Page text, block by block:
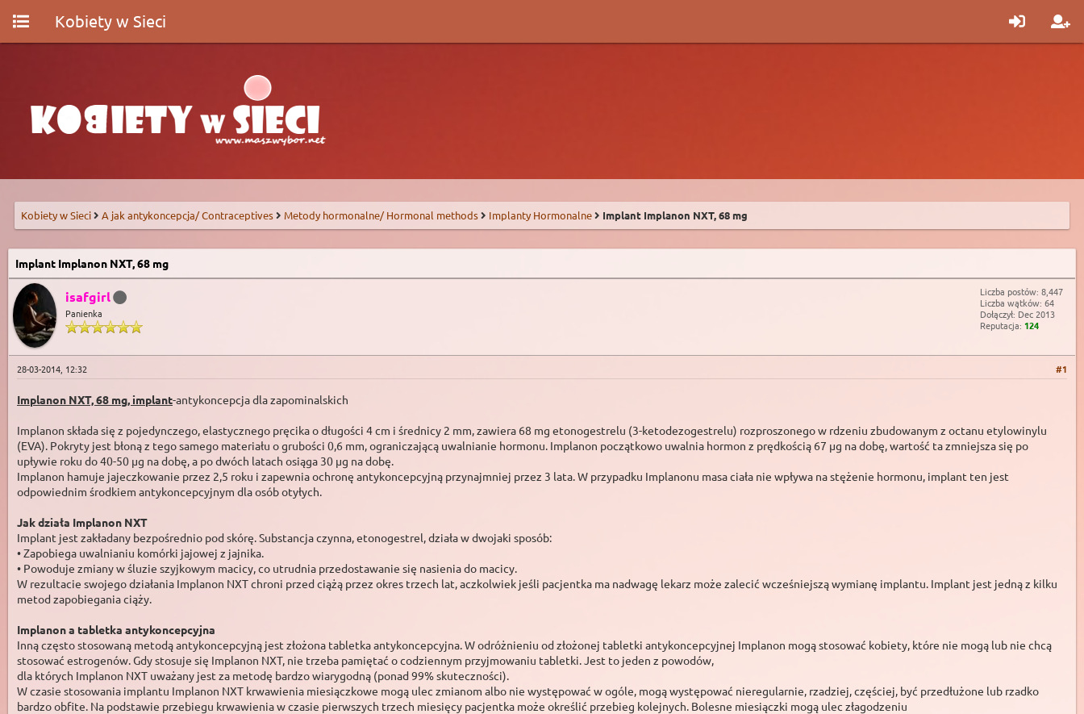
Kobiety w Sieci
Kobiety w Sieci A jak antykoncepcja/ Contraceptives Metody hormonalne/ Hormonal methods Implanty Hormonalne Implant Implanon NXT, 68 mg
Implant Implanon NXT, 68 mg
isafgirl
Panienka
Liczba postów: 8,447
Liczba wątków: 64
Dołączył: Dec 2013
Reputacja: 124
#1
28-03-2014, 12:32
Implanon NXT, 68 mg, implant-antykoncepcja dla zapominalskich
Implanon składa się z pojedynczego, elastycznego pręcika o długości 4 cm i średnicy 2 mm, zawiera 68 mg etonogestrelu (3-ketodezogestrelu) rozproszonego w rdzeniu zbudowanym z octanu etylowinylu
(EVA). Pokryty jest błoną z tego samego materiału o grubości 0,6 mm, ograniczającą uwalnianie hormonu. Implanon początkowo uwalnia hormon z prędkością 67 µg na dobę, wartość ta zmniejsza się po
upływie roku do 40-50 µg na dobę, a po dwóch latach osiąga 30 µg na dobę.
Implanon hamuje jajeczkowanie przez 2,5 roku i zapewnia ochronę antykoncepcyjną przynajmniej przez 3 lata. W przypadku Implanonu masa ciała nie wpływa na stężenie hormonu, implant ten jest
odpowiednim środkiem antykoncepcyjnym dla osób otyłych.
Jak działa Implanon NXT
Implant jest zakładany bezpośrednio pod skórę. Substancja czynna, etonogestrel, działa w dwojaki sposób:
• Zapobiega uwalnianiu komórki jajowej z jajnika.
• Powoduje zmiany w śluzie szyjkowym macicy, co utrudnia przedostawanie się nasienia do macicy.
W rezultacie swojego działania Implanon NXT chroni przed ciążą przez okres trzech lat, aczkolwiek jeśli pacjentka ma nadwagę lekarz może zalecić wcześniejszą wymianę implantu. Implant jest jedną z kilku
metod zapobiegania ciąży.
Implanon a tabletka antykoncepcyjna
Inną często stosowaną metodą antykoncepcyjną jest złożona tabletka antykoncepcyjna. W odróżnieniu od złożonej tabletki antykoncepcyjnej Implanon mogą stosować kobiety, które nie mogą lub nie chcą
stosować estrogenów. Gdy stosuje się Implanon NXT, nie trzeba pamiętać o codziennym przyjmowaniu tabletki. Jest to jeden z powodów,
dla których Implanon NXT uważany jest za metodę bardzo wiarygodną (ponad 99% skuteczności).
W czasie stosowania implantu Implanon NXT krwawienia miesiączkowe mogą ulec zmianom albo nie występować w ogóle, mogą występować nieregularnie, rzadziej, częściej, być przedłużone lub rzadko
bardzo obfite. Na podstawie przebiegu krwawienia w czasie pierwszych trzech miesięcy pacjentka może określić przebieg kolejnych. Bolesne miesiączki mogą ulec złagodzeniu